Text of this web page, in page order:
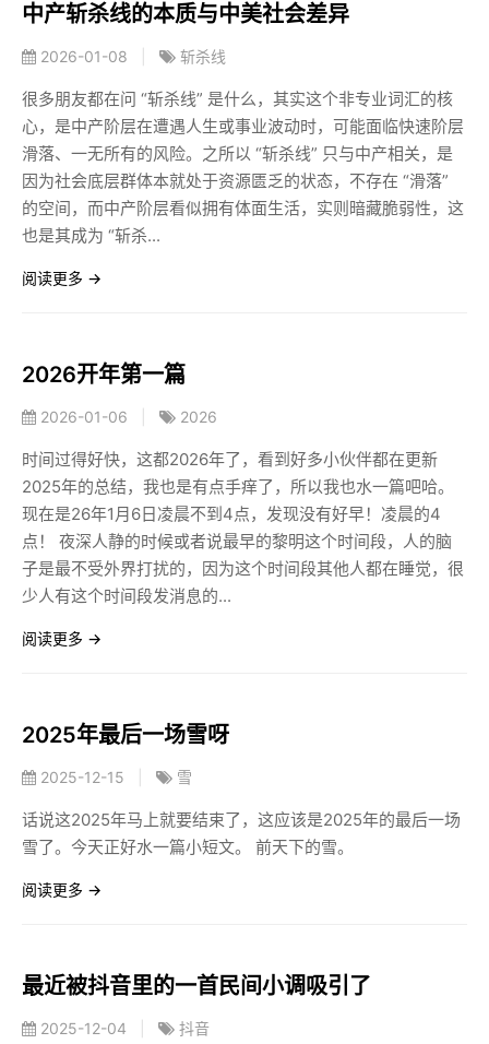
中产斩杀线的本质与中美社会差异
2026-01-08 斩杀线
很多朋友都在问 “斩杀线” 是什么，其实这个非专业词汇的核
心，是中产阶层在遭遇人生或事业波动时，可能面临快速阶层
滑落、一无所有的风险。之所以 “斩杀线” 只与中产相关，是
因为社会底层群体本就处于资源匮乏的状态，不存在 “滑落”
的空间，而中产阶层看似拥有体面生活，实则暗藏脆弱性，这
也是其成为 “斩杀...
阅读更多 →
2026开年第一篇
2026-01-06 2026
时间过得好快，这都2026年了，看到好多小伙伴都在更新
2025年的总结，我也是有点手痒了，所以我也水一篇吧哈。
现在是26年1月6日凌晨不到4点，发现没有好早！凌晨的4
点！ 夜深人静的时候或者说最早的黎明这个时间段，人的脑
子是最不受外界打扰的，因为这个时间段其他人都在睡觉，很
少人有这个时间段发消息的...
阅读更多 →
2025年最后一场雪呀
2025-12-15 雪
话说这2025年马上就要结束了，这应该是2025年的最后一场
雪了。今天正好水一篇小短文。 前天下的雪。
阅读更多 →
最近被抖音里的一首民间小调吸引了
2025-12-04 抖音